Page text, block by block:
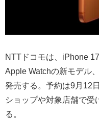
NTTドコモは、iPhone
Apple Watchの新モデル
発売する。予約は9月12
ショップや対象店舗で受
る。